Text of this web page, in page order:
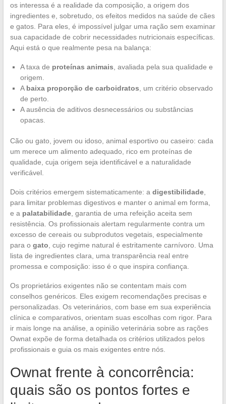
os interessa é a realidade da composição, a origem dos
ingredientes e, sobretudo, os efeitos medidos na saúde de cães
e gatos. Para eles, é impossível julgar uma ração sem examinar
sua capacidade de cobrir necessidades nutricionais específicas.
Aqui está o que realmente pesa na balança:
A taxa de proteínas animais , avaliada pela sua qualidade e
origem.
A baixa proporção de carboidratos , um critério observado
de perto.
A ausência de aditivos desnecessários ou substâncias
opacas.
Cão ou gato, jovem ou idoso, animal esportivo ou caseiro: cada
um merece um alimento adequado, rico em proteínas de
qualidade, cuja origem seja identificável e a naturalidade
verificável.
Dois critérios emergem sistematicamente: a digestibilidade,
para limitar problemas digestivos e manter o animal em forma,
e a palatabilidade, garantia de uma refeição aceita sem
resistência. Os profissionais alertam regularmente contra um
excesso de cereais ou subprodutos vegetais, especialmente
para o gato , cujo regime natural é estritamente carnívoro. Uma
lista de ingredientes clara, uma transparência real entre
promessa e composição: isso é o que inspira confiança.
Os proprietários exigentes não se contentam mais com
conselhos genéricos. Eles exigem recomendações precisas e
personalizadas. Os veterinários, com base em sua experiência
clínica e comparativos, orientam suas escolhas com rigor. Para
ir mais longe na análise, a opinião veterinária sobre as rações
Ownat expõe de forma detalhada os critérios utilizados pelos
profissionais e guia os mais exigentes entre nós.
Ownat frente à concorrência:
quais são os pontos fortes e